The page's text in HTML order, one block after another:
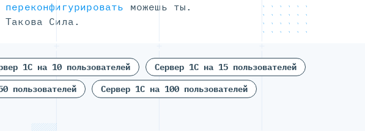
переконфигурировать можешь ты.
Такова Сила.
1С на 10 пользователей
Сервер 1С на 15 пользователей
пользователей
Сервер 1С на 100 пользователей